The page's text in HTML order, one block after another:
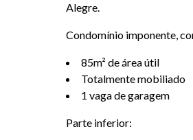
Alegre.
Condomínio imponente,
85m² de área útil
Totalmente mobiliado
1 vaga de garagem
Parte inferior: